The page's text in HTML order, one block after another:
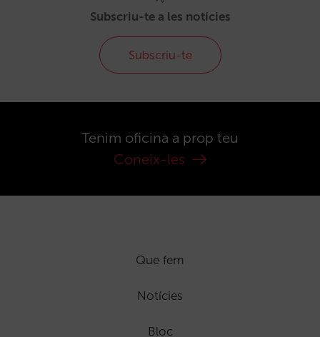
Subscriu-te a les notícies
Subscriu-te
Tenim oficina a prop teu
Coneix-les
Que fem
Notícies
Bloc